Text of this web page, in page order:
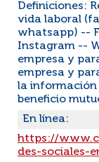
Definiciones:
vida laboral
whatsapp) --
Instagram --
empresa y
empresa y
la información
beneficio
En línea:
https://
des-sociales-